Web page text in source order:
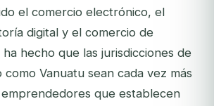
el comercio electrónico, el
digital y el comercio de
hecho que las jurisdicciones de
Vanuatu sean cada vez más
que establecen